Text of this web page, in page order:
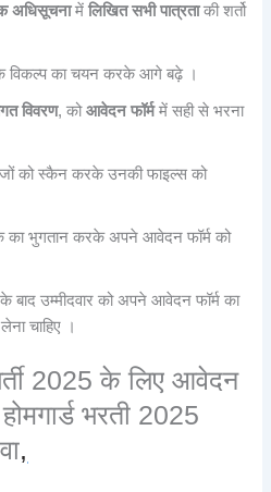
अधिसूचनामेंलिखित सभी पात्रताकी शर्तो
विकल्प का चयन करके आगे बढ़े ।
विवरण, कोआवेदन फॉर्ममें सही से भरना
को स्कैन करके उनकी फाइल्स को
का भुगतान करके अपने आवेदन फॉर्म को
उम्मीदवार को अपने आवेदन फॉर्म का
चाहिए ।
भर्ती 2025 के लिए आवेदन
भरती 2025
,